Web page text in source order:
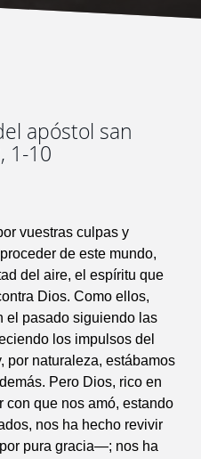
apóstol san
1-10
vuestras culpas y
de este mundo,
del aire, el espíritu que
Dios. Como ellos,
el pasado siguiendo las
los impulsos del
por naturaleza, estábamos
Pero Dios, rico en
con que nos amó, estando
nos ha hecho revivir
pura gracia—; nos ha